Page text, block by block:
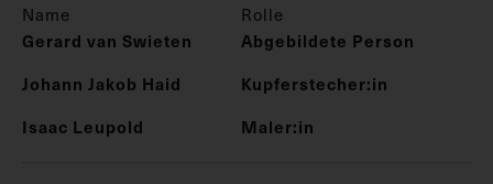
Name Rolle
Gerard van Swieten
Abgebildete Person
Johann Jakob Haid
Kupferstecher:in
Isaac Leupold
Maler:in